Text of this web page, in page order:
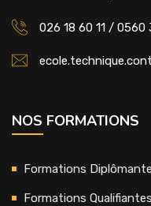
026 18 60 11 /
NOS FORMATIONS
Formations
Formations Qualifiantes